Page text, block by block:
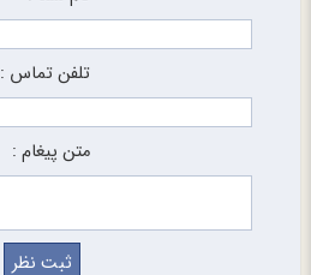
تلفن تماس :
متن پیغام :